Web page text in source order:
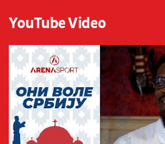
YouTube Video